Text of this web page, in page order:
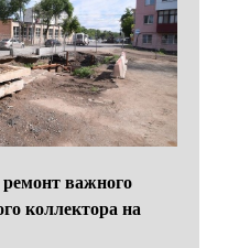
важного
коллектора на